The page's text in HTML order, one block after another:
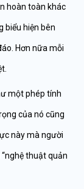
hoàn toàn khác
biểu hiện bên
Hơn nữa mỗi
một phép tính
của nó cũng
này mà người
thuật quản